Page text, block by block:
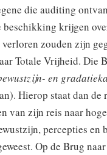
die auditing
beschikking krijgen
zouden zijn
Totale Vrijheid. Die
en
Hierop staat dan
van zijn reis naar
percepties en
Op de Brug